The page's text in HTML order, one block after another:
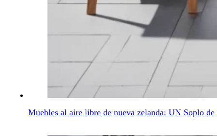
Muebles al aire libre de nueva zelanda: UN Soplo